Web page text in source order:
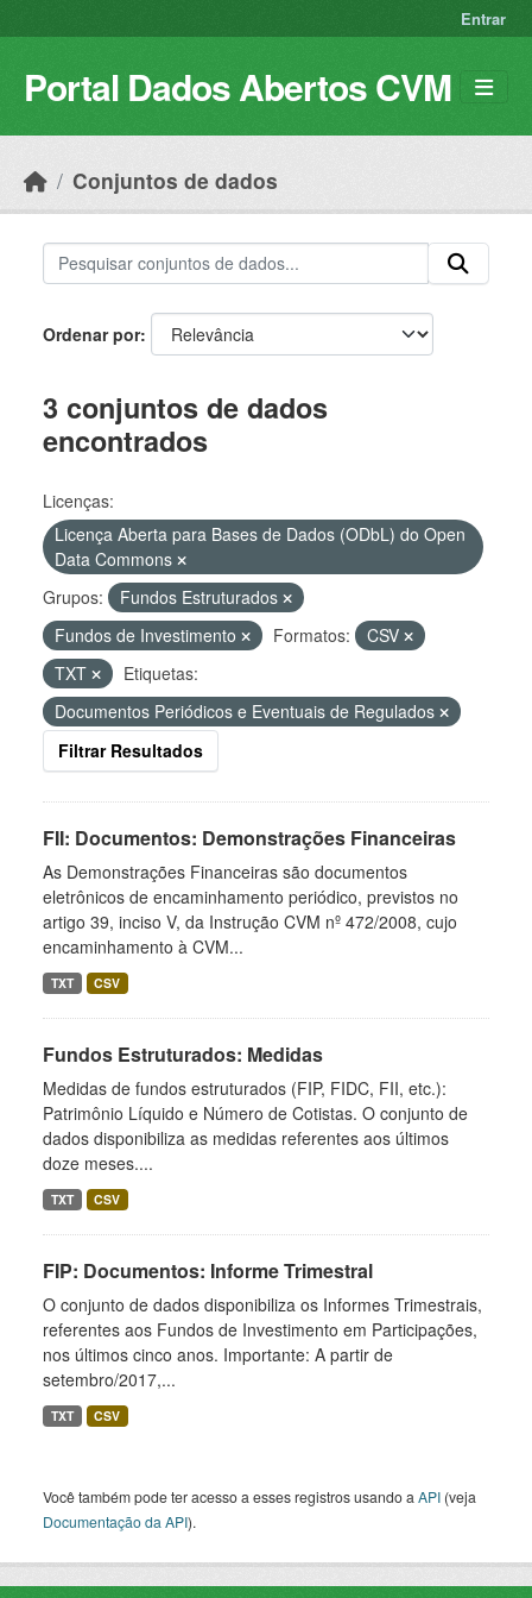
Entrar
Portal Dados Abertos CVM
Conjuntos de dados
Ordenar por
3 conjuntos de dados
encontrados
Licenças:
Licença Aberta para Bases de Dados (ODbL) do Open
Data Commons
Grupos:
Fundos Estruturados
Fundos de Investimento
Formatos:
CSV
TXT
Etiquetas:
Documentos Periódicos e Eventuais de Regulados
Filtrar Resultados
FII: Documentos: Demonstrações Financeiras
As Demonstrações Financeiras são documentos
eletrônicos de encaminhamento periódico, previstos no
artigo 39, inciso V, da Instrução CVM nº 472/2008, cujo
encaminhamento à CVM...
TXT CSV
Fundos Estruturados: Medidas
Medidas de fundos estruturados (FIP, FIDC, FII, etc.):
Patrimônio Líquido e Número de Cotistas. O conjunto de
dados disponibiliza as medidas referentes aos últimos
doze meses....
TXT CSV
FIP: Documentos: Informe Trimestral
O conjunto de dados disponibiliza os Informes Trimestrais,
referentes aos Fundos de Investimento em Participações,
nos últimos cinco anos. Importante: A partir de
setembro/2017,...
TXT CSV
Você também pode ter acesso a esses registros usando a API (veja
Documentação da API).